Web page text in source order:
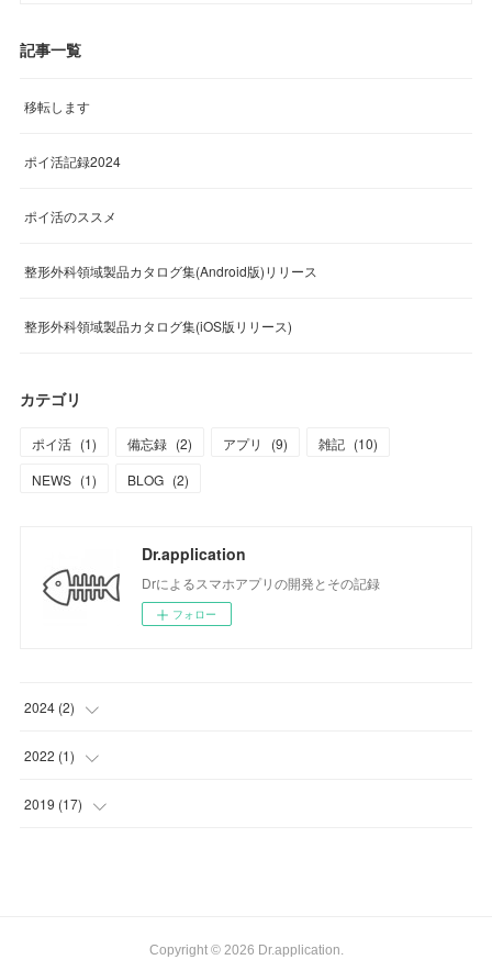
記事一覧
移転します
ポイ活記録2024
ポイ活のススメ
整形外科領域製品カタログ集(Android版)リリース
整形外科領域製品カタログ集(iOS版リリース)
カテゴリ
ポイ活 (1) 備忘録 (2) アプリ (9) 雑記 (10)
NEWS (1) BLOG (2)
Dr.application
Drによるスマホアプリの開発とその記録
フォロー
2024 (2)
( )
(1
2022 (1)
(1
2019 (17)
Copyright © 2026 Dr.application.